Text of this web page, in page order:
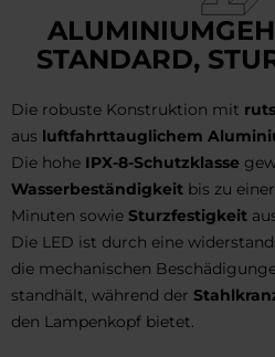
STANDARD,
Die robuste Konstruktion mit
aus luftfahrttauglichem
Die hohe IPX-8-Schutzklasse
Wasserbeständigkeit bis zu
Minuten sowie Sturzfestigkeit
Die LED ist durch eine
die mechanischen
standhält, während der
den Lampenkopf bietet.